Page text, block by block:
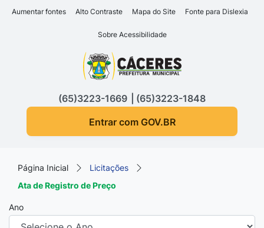
Seção de atalhos e links
Ir para o conteúdo [alt+1]
Ir para o rodapé [alt+4]
Aumentar fontes Alto Contraste Mapa do Site Fonte para Dislexia
Sobre Acessibilidade
Seção do menu principal
(65)3223-1669
(65)3223-1848
Entrar com GOV.BR
Página Inicial
Licitações
Ata de Registro de Preço
Ano